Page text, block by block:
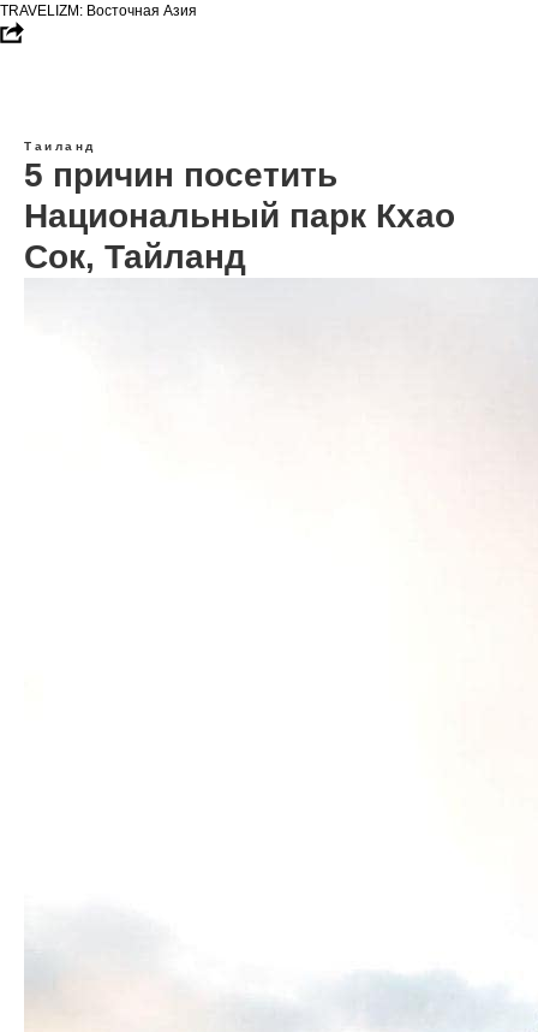
TRAVELIZM: Восточная Азия
Таиланд
5 причин посетить
Национальный парк Кхао
Сок, Тайланд